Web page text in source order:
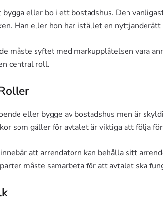
eller bo i ett bostadshus. Den
Han eller hon har istället en nyttjanderätt
måste syftet med markupplåtelsen vara
central roll.
eller bygge av bostadshus men är
som gäller för avtalet är viktiga att följa
att arrendatorn kan behålla sitt
måste samarbeta för att avtalet ska